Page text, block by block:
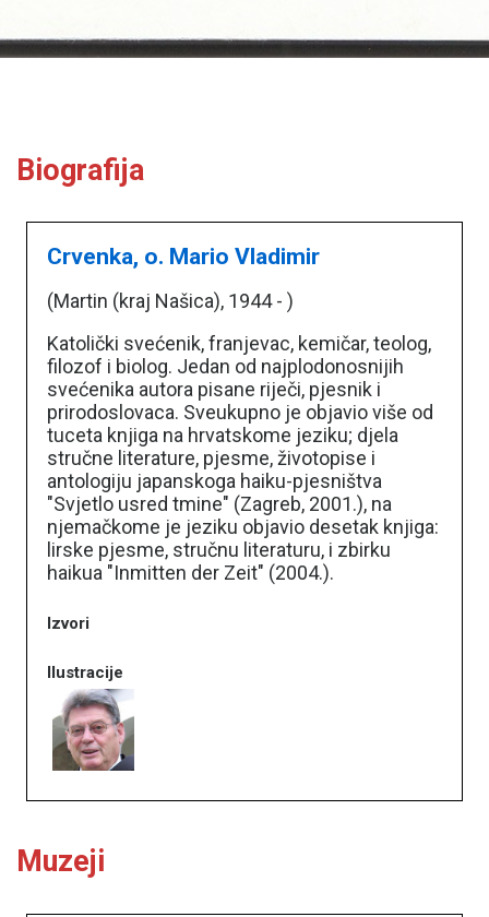
Biografija
Crvenka, o. Mario Vladimir
(Martin (kraj Našica), 1944 - )
Katolički svećenik, franjevac, kemičar, teolog,
filozof i biolog. Jedan od najplodonosnijih
svećenika autora pisane riječi, pjesnik i
prirodoslovaca. Sveukupno je objavio više od
tuceta knjiga na hrvatskome jeziku; djela
stručne literature, pjesme, životopise i
antologiju japanskoga haiku-pjesništva
"Svjetlo usred tmine" (Zagreb, 2001.), na
njemačkome je jeziku objavio desetak knjiga:
lirske pjesme, stručnu literaturu, i zbirku
haikua "Inmitten der Zeit" (2004.).
Izvori
Ilustracije
Muzeji